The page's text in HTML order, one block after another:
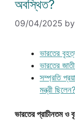
অবস্থিত?
09/04/2025 by
ভারতের
ভারতের
সম্প্রতি
মন্ত্রী ছিলেন?
ভারতের প্রাচীনতম